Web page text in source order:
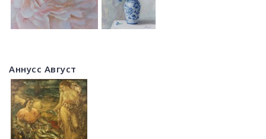
Аннусс Август